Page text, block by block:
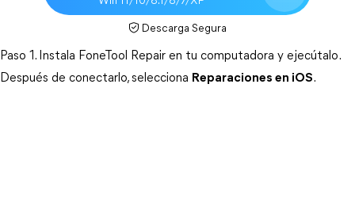
Descarga Segura
Paso 1. Instala FoneTool Repair en tu computadora y ejecútalo.
Después de conectarlo, selecciona Reparaciones en iOS.